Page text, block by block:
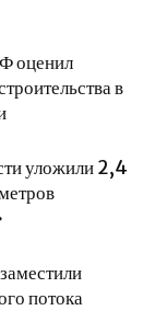
оценил
в
уложили 2,4
потока